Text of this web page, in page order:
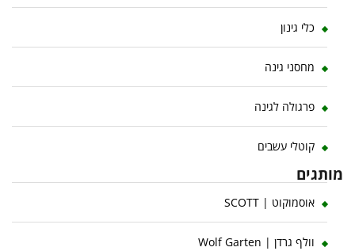
כלי גינון
מחסני גינה
פרגולה לגינה
קוטלי עשבים
מותגים
אוסמוקוט | SCOTT
וולף גרדן | Wolf Garten